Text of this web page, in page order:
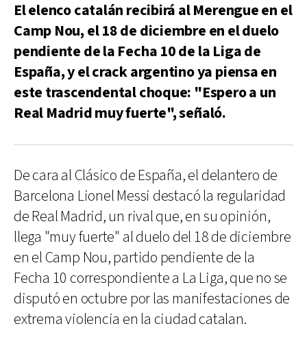
El elenco catalán recibirá al Merengue en el
Camp Nou, el 18 de diciembre en el duelo
pendiente de la Fecha 10 de la Liga de
España, y el crack argentino ya piensa en
este trascendental choque: "Espero a un
Real Madrid muy fuerte", señaló.
De cara al Clásico de España, el delantero de
Barcelona Lionel Messi destacó la regularidad
de Real Madrid, un rival que, en su opinión,
llega "muy fuerte" al duelo del 18 de diciembre
en el Camp Nou, partido pendiente de la
Fecha 10 correspondiente a La Liga, que no se
disputó en octubre por las manifestaciones de
extrema violencia en la ciudad catalan.